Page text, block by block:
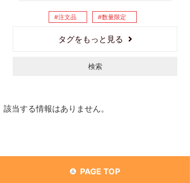
注文品 数量限定
タグをもっと見る
検索
該当する情報はありません。
PAGE TOP